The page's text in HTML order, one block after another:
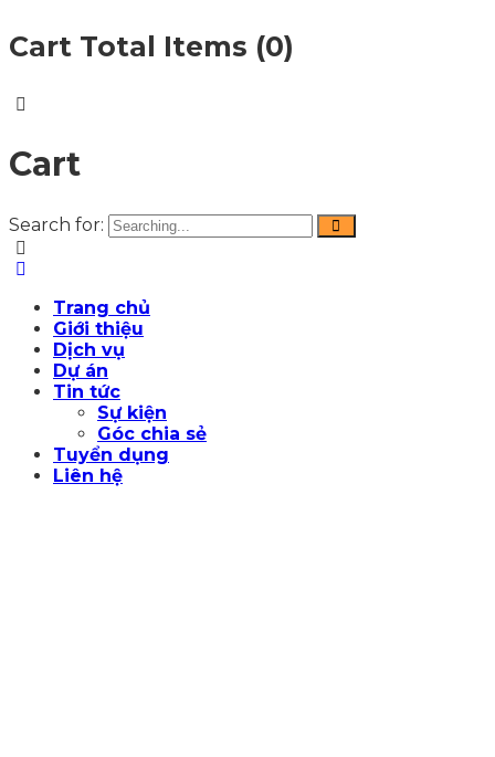
Cart Total Items (0)
Cart
Search for:
Trang chủ
Giới thiệu
Dịch vụ
Dự án
Tin tức
Sự kiện
Góc chia sẻ
Tuyển dụng
Liên hệ